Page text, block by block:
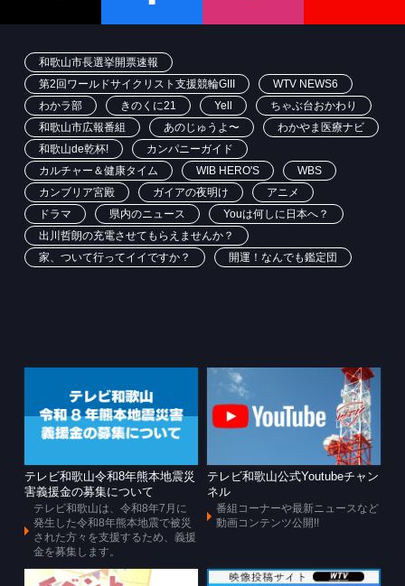
和歌山市長選挙開票速報
第2回ワールドサイクリスト支援競輪GIII
WTV NEWS6
わかラ部
きのくに21 Yell
ちゃぶ台おかわり
和歌山市広報番組
あのじゅうよ〜
わかやま医療ナビ
和歌山de乾杯!
カンパニーガイド
カルチャー＆健康タイム
WIB HERO'S
WBS
カンブリア宮殿
ガイアの夜明け
アニメ
ドラマ
県内のニュース
Youは何しに日本へ？
出川哲朗の充電させてもらえませんか？
家、ついて行ってイイですか？
開運！なんでも鑑定団
テレビ和歌山令和8年熊本地震災
害義援金の募集について
テレビ和歌山は、令和8年7月に
発生した令和8年熊本地震で被災
された方々を支援するため、義援
金を募集します。
テレビ和歌山公式Youtubeチャン
ネル
番組コーナーや最新ニュースなど
動画コンテンツ公開!!